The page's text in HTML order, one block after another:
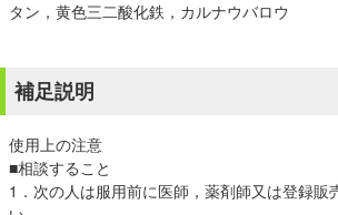
タン，黄色三二酸化鉄，カルナウバロウ
補足説明
使用上の注意
■相談すること
1．次の人は服用前に医師，薬剤師又は登録販